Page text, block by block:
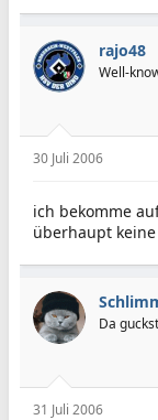
rajo48
Well-
30 Juli 2006
ich bekomme
überhaupt
Da
31 Juli 2006